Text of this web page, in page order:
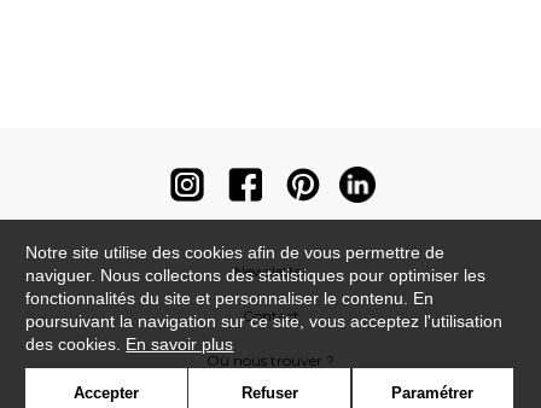
Newsletter
Contact
Où nous trouver ?
Notre site utilise des cookies afin de vous permettre de
naviguer. Nous collectons des statistiques pour optimiser les
fonctionnalités du site et personnaliser le contenu. En
poursuivant la navigation sur ce site, vous acceptez l'utilisation
des cookies. En savoir plus
Accepter Refuser Paramétrer